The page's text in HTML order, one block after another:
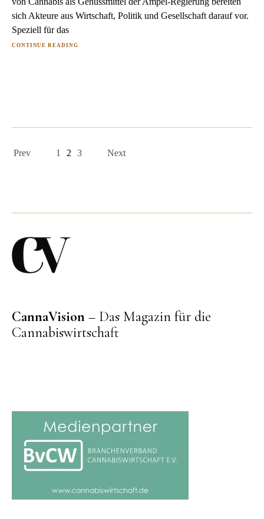
sich Akteure aus Wirtschaft, Politik und Gesellschaft darauf vor.
Speziell für das
CONTINUE READING
Prev 1 2 3 Next
CannaVision – Das Magazin für die
Cannabiswirtschaft